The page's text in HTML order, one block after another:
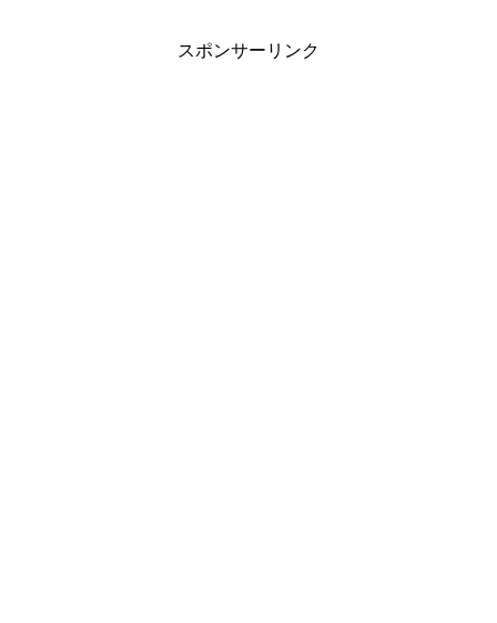
スポンサーリンク